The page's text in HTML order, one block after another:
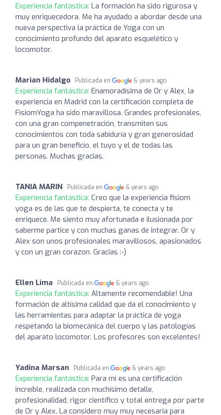
Experiencia fantástica: La formación ha sido rigurosa y
muy enriquecedora. Me ha ayudado a abordar desde una
nueva perspectiva la práctica de Yoga con un
conocimiento profundo del aparato esquelético y
locomotor.
Marian Hidalgo Publicada en 6 years ago
Experiencia fantástica: Enamoradísima de Or y Alex, la
experiencia en Madrid con la certificación completa de
FisiomYoga ha sido maravillosa. Grandes profesionales,
con una gran compenetración, transmiten sus
conocimientos con toda sabiduría y gran generosidad
para un gran beneficio, el tuyo y el de todas las
personas. Muchas gracias.
TANIA MARIN Publicada en 6 years ago
Experiencia fantástica: Creo que la experiencia fisiom
yoga es de las que te despierta, te conecta y te
enriquece. Me siento muy afortunada e ilusionada por
saberme partice y con muchas ganas de integrar. Or y
Alex son unos profesionales maravillosos, apasionados
y con un gran corazon. Gracias :-)
Ellen Lima Publicada en 6 years ago
Experiencia fantástica: Altamente recomendable! Una
formación de altísima calidad que da el conocimiento y
las herramientas para adaptar la práctica de yoga
respetando la biomecánica del cuerpo y las patologías
del aparato locomotor. Los profesores son excelentes!
Yadina Marsan Publicada en 6 years ago
Experiencia fantástica: Para mi es una certificación
increíble, realizada con muchísimo detalle,
profesionalidad, rigor científico y total entrega por parte
de Or y Alex. La considero muy muy necesaria para